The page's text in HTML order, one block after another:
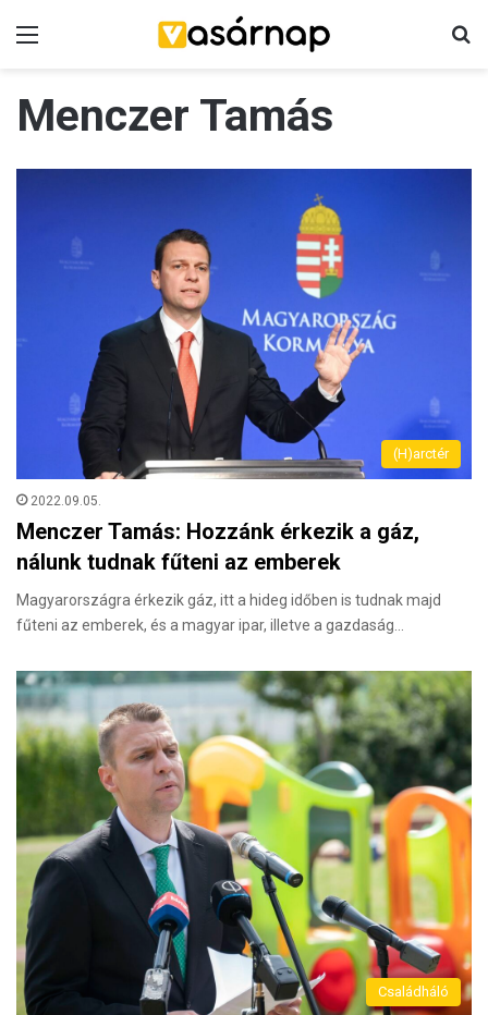
Menczer Tamás
(H)arctér
2022.09.05.
Menczer Tamás: Hozzánk érkezik a gáz,
nálunk tudnak fűteni az emberek
Magyarországra érkezik gáz, itt a hideg időben is tudnak majd
fűteni az emberek, és a magyar ipar, illetve a gazdaság…
Családháló